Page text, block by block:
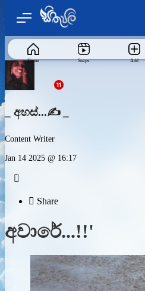
Home Snaps Add
_ අහස්...✍️ _
Content Writer
Jan 14 2025 @ 16:17

 Share
අවාරේ...!!'